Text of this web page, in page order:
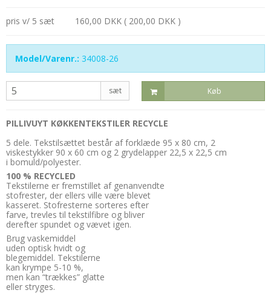
pris v/ 5 sæt 160,00 DKK ( 200,00 DKK )
Model/Varenr.: 34008-26
sæt Køb
PILLIVUYT KØKKENTEKSTILER RECYCLE
5 dele. Tekstilsættet består af forklæde 95 x 80 cm, 2
viskestykker 90 x 60 cm og 2 grydelapper 22,5 x 22,5 cm
i bomuld/polyester.
100 % RECYCLED
Tekstilerne er fremstillet af genanvendte
stofrester, der ellers ville være blevet
kasseret. Stofresterne sorteres efter
farve, trevles til tekstilfibre og bliver
derefter spundet og vævet igen.
Brug vaskemiddel
uden optisk hvidt og
blegemiddel. Tekstilerne
kan krympe 5-10 %,
men kan “trækkes” glatte
eller stryges.